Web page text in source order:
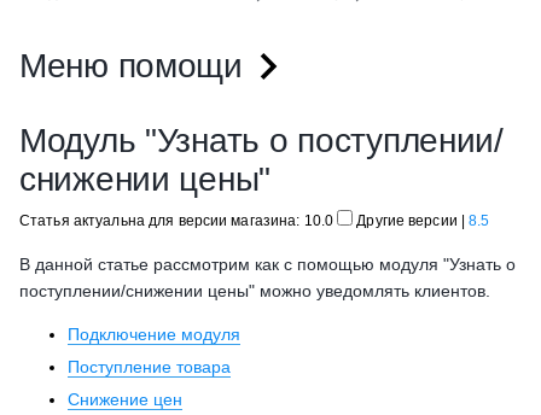
Меню помощи
Модуль "Узнать о поступлении/
снижении цены"
Статья актуальна для версии магазина: 10.0 Другие версии |8.5
В данной статье рассмотрим как с помощью модуля "Узнать о
поступлении/снижении цены" можно уведомлять клиентов.
Подключение модуля
Поступление товара
Снижение цен